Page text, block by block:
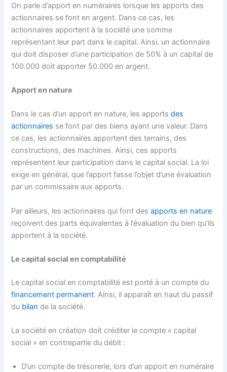
On parle d’apport en numéraires lorsque les apports des
actionnaires se font en argent. Dans ce cas, les
actionnaires apportent à la société une somme
représentant leur part dans le capital. Ainsi, un actionnaire
qui doit disposer d’une participation de 50% à un capital de
100.000 doit apporter 50.000 en argent.
Apport en nature
Dans le cas d’un apport en nature, les apportsdes
actionnaires se font par des biens ayant une valeur. Dans
ce cas, les actionnaires apportent des terrains, des
constructions, des machines. Ainsi, ces apports
représentent leur participation dans le capital social. La loi
exige en général, que l’apport fasse l’objet d’une évaluation
par un commissaire aux apports.
Par ailleurs, les actionnaires qui font desapports en nature
reçoivent des parts équivalentes à l’évaluation du bien qu’ils
apportent à la société.
Le capital social en comptabilité
Le capital social en comptabilité est porté à un compte du
financement permanent. Ainsi, il apparaît en haut du passif
du bilan de la société.
La société en création doit créditer le compte « capital
social » en contrepartie du débit :
D’un compte de trésorerie, lors d’un apport en numéraire